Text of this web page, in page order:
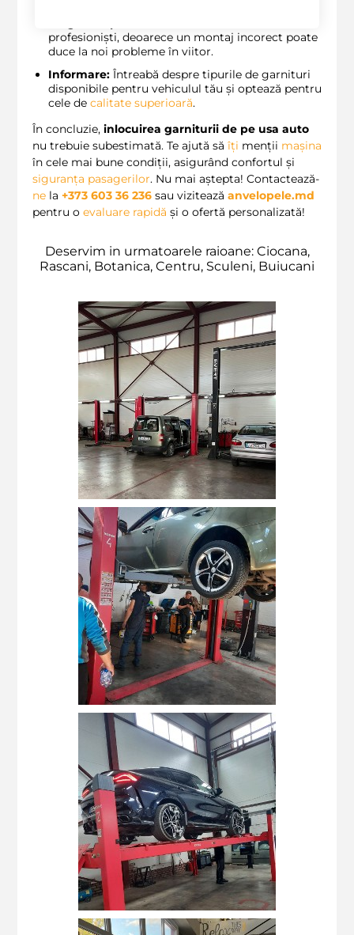
profesioniști, deoarece un montaj incorect poate
duce la noi probleme în viitor.
Informare: Întreabă despre tipurile de garnituri
disponibile pentru vehiculul tău și optează pentru
cele de calitate superioară.
În concluzie, inlocuirea garniturii de pe usa auto
nu trebuie subestimată. Te ajută să îți menții mașina
în cele mai bune condiții, asigurând confortul și
siguranța pasagerilor. Nu mai aștepta! Contactează-
ne la +373 603 36 236 sau vizitează anvelopele.md
pentru o evaluare rapidă și o ofertă personalizată!
Deservim in urmatoarele raioane: Ciocana,
Rascani, Botanica, Centru, Sculeni, Buiucani